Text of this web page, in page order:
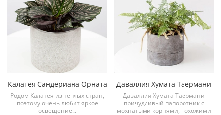
Калатея Сандериана Орната
Родом Калатея из теплых стран,
поэтому очень любит яркое
освещение...
Даваллия Хумата Таермани
Даваллия Хумата Таермани
причудливый папоротник с
мохнатыми корнями, похожими